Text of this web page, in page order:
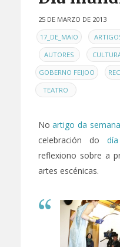
25 DE MARZO DE 2013
EN17_DE_MAIO ,
AUTORES ,
GOBERNO FEIJOO ,
TEATRO
Noartigo da
celebración do
reflexiono sobre a
artes escénicas.